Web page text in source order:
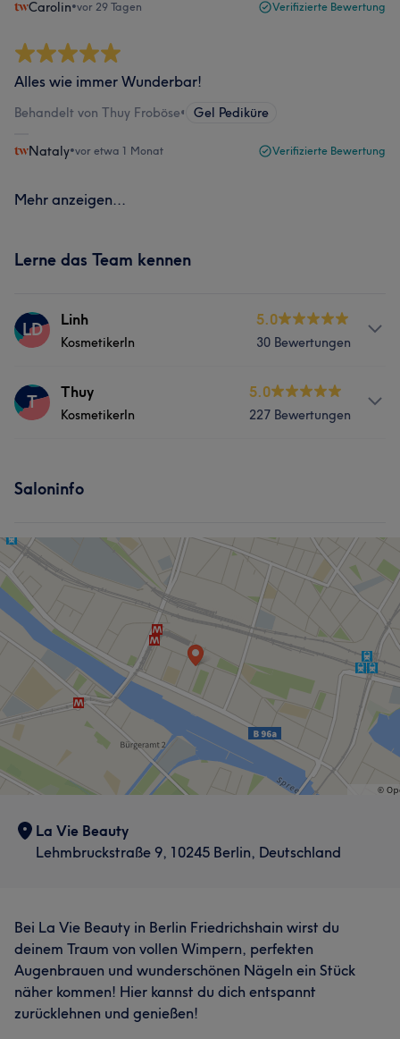
Carolin•vor 29 Tagen Verifizierte Bewertung
Alles wie immer Wunderbar!
Behandelt von Thuy Froböse• Gel Pediküre
Nataly•vor etwa 1 Monat Verifizierte Bewertung
Mehr anzeigen...
Lerne das Team kennen
LD Linh
KosmetikerIn
5.0
30 Bewertungen
Services
T Thuy
KosmetikerIn
5.0
227 Bewertungen
Haarentfernung
Was unsere Kunden über Thuy sagen
Professionell Kompetent Freundlich
Herzlich 5
Saloninfo
La Vie Beauty
Lehmbruckstraße 9, 10245 Berlin, Deutschland
Bei La Vie Beauty in Berlin Friedrichshain wirst du
deinem Traum von vollen Wimpern, perfekten
Augenbrauen und wunderschönen Nägeln ein Stück
näher kommen! Hier kannst du dich entspannt
zurücklehnen und genießen!